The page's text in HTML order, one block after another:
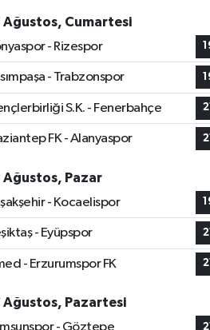
Ağustos, Cumartesi
- Rizespor
- Trabzonspor
S.K. - Fenerbahçe
FK - Alanyaspor
Ağustos, Pazar
- Kocaelispor
- Eyüpspor
- Erzurumspor FK
Ağustos, Pazartesi